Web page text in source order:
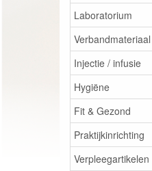
Laboratorium
Verbandmateriaal
Injectie / infusie
Hygiëne
Fit & Gezond
Praktijkinrichting
Verpleegartikelen